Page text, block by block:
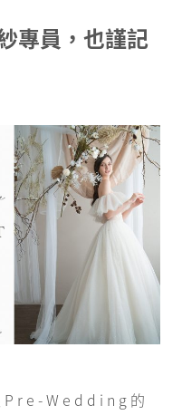
專員，也謹記
Pre-Wedding的